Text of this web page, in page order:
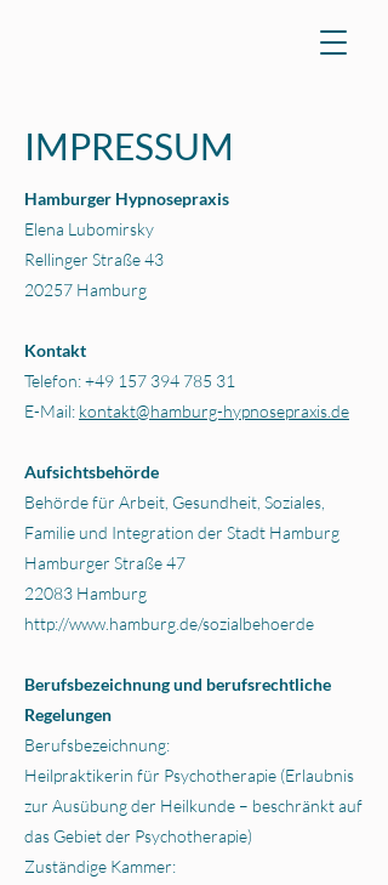
IMPRESSUM
Hamburger Hypnosepraxis
Elena Lubomirsky
Rellinger Straße 43
20257 Hamburg
Kontakt
Telefon:+49 157 394 785 31
E-Mail: kontakt@hamburg-hypnosepraxis.de
Aufsichtsbehörde
Behörde für Arbeit, Gesundheit, Soziales,
Familie und Integration der Stadt Hamburg
Hamburger Straße 47
22083 Hamburg
http://www.hamburg.de/sozialbehoerde
Berufsbezeichnung und berufsrechtliche
Regelungen
Berufsbezeichnung:
Heilpraktikerin für Psychotherapie (Erlaubnis
zur Ausübung der Heilkunde – beschränkt auf
das Gebiet der Psychotherapie)
Zuständige Kammer: